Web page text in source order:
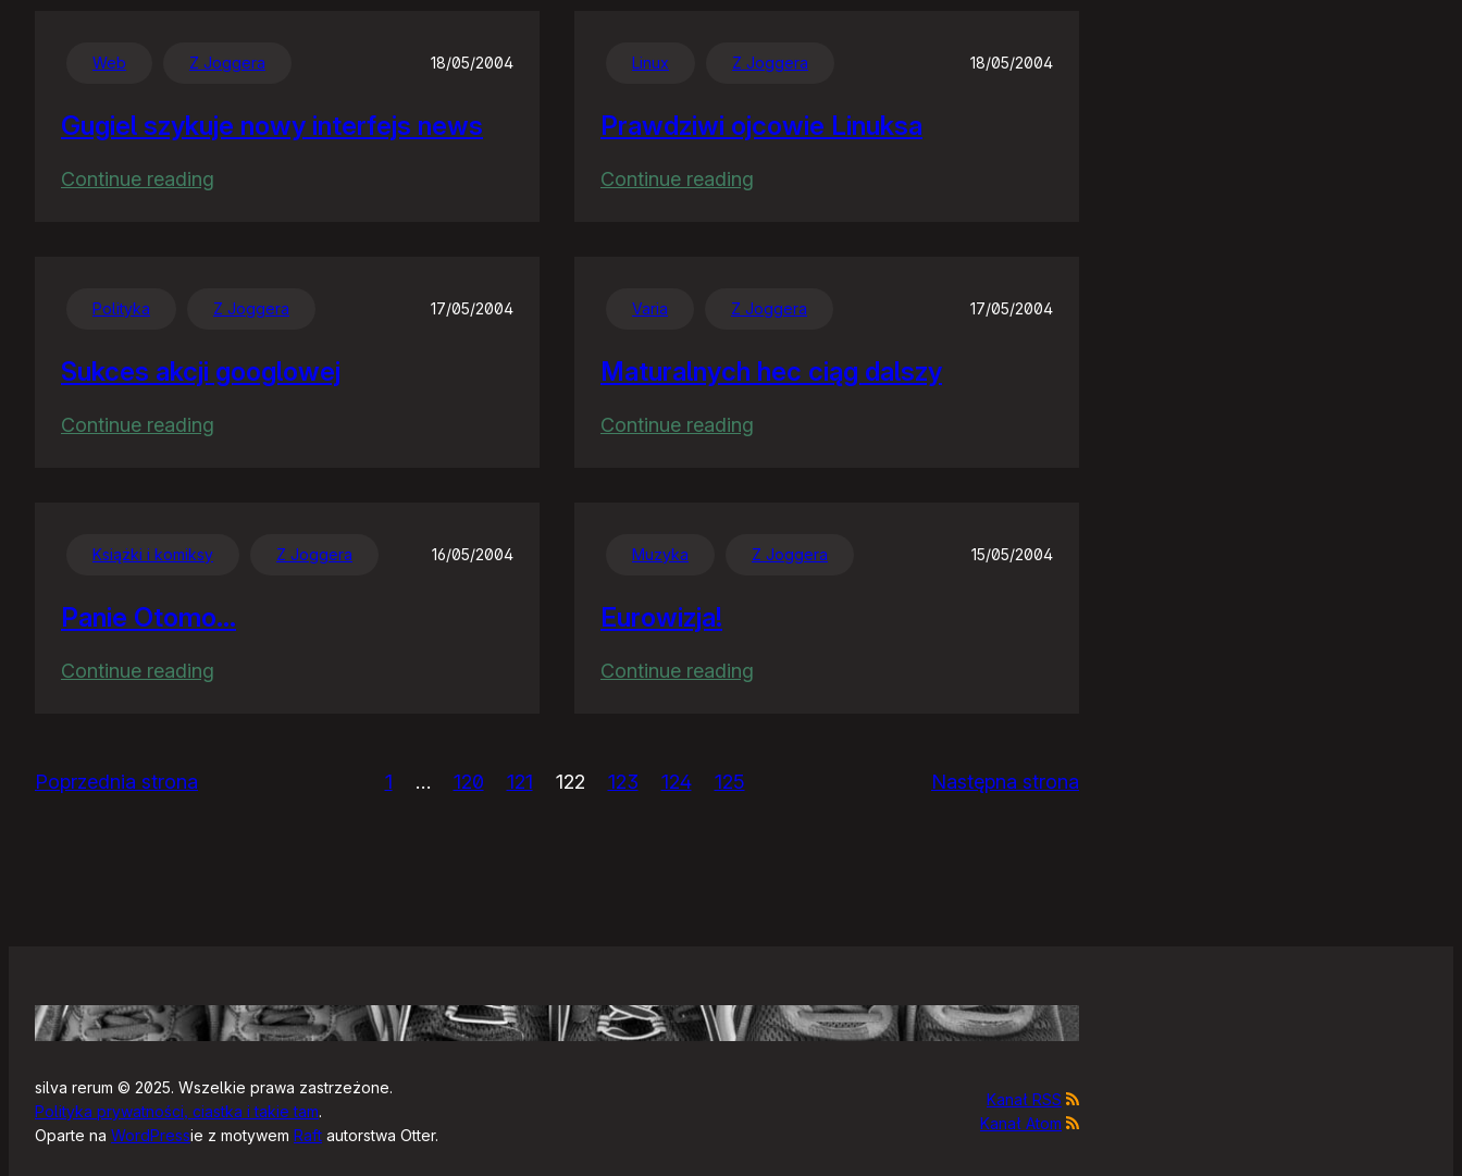
Web Z Joggera 18/05/2004
Gugiel szykuje nowy interfejs news
Continue reading
interfejs
Linux Z Joggera 18/05/2004
Prawdziwi ojcowie Linuksa
Continue reading
Polityka Z Joggera 17/05/2004
Sukces akcji googlowej
Continue reading
Varia Z Joggera 17/05/2004
Maturalnych hec ciąg dalszy
Continue reading
dalszy
Książki i komiksy Z Joggera 16/05/2004
Panie Otomo…
Continue reading
Muzyka Z Joggera 15/05/2004
Eurowizja!
Continue reading
Poprzednia strona 1 … 120 121 122 123 124 125 Następna strona
silva rerum © 2025. Wszelkie prawa zastrzeżone.
Polityka prywatności, ciastka i takie tam.
Oparte na WordPressie z motywem Raft autorstwa Otter.
Kanał RSS
Kanał Atom